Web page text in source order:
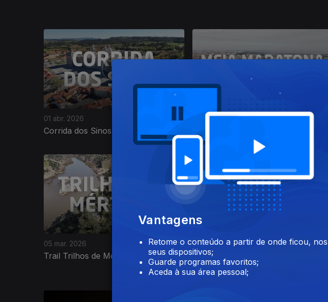
01 abr. 2026
Corrida dos Sinos 2026
26 mar. 2026
Meia Maratona do Seixal 2026
05 mar. 2026
Trail Trilhos de Mértola 2026
05 mar. 2026
Terras do Ancião Ultra Trail 2026
Vantagens
Retome o conteúdo a partir de onde ficou, nos
seus dispositivos;
Guarde programas favoritos;
Aceda à sua área pessoal;